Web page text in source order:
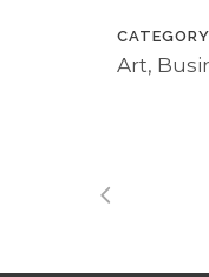
CATEGORY
Art,